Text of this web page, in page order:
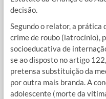
decisão.
Segundo o relator, a prática
crime de roubo (latrocínio),
socioeducativa de
se ao disposto no artigo
pretensa substituição da
por outra mais branda. A
adolescente (morte da